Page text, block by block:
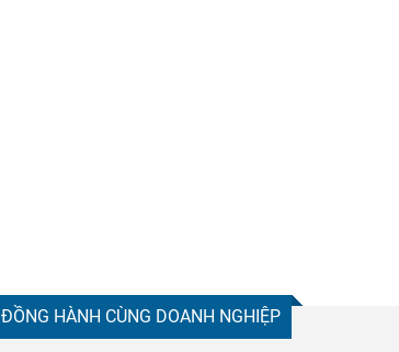
ĐỒNG HÀNH CÙNG DOANH NGHIỆP